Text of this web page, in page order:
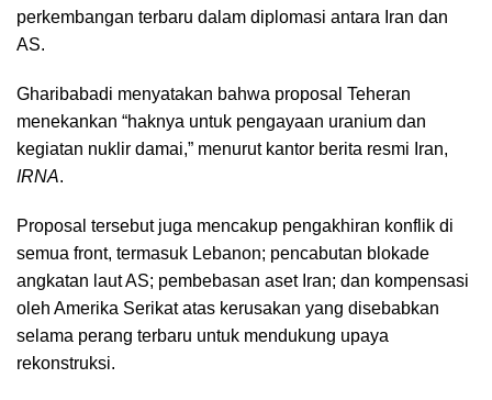
perkembangan terbaru dalam diplomasi antara Iran dan
AS.
Gharibabadi menyatakan bahwa proposal Teheran
menekankan “haknya untuk pengayaan uranium dan
kegiatan nuklir damai,” menurut kantor berita resmi Iran,
IRNA.
Proposal tersebut juga mencakup pengakhiran konflik di
semua front, termasuk Lebanon; pencabutan blokade
angkatan laut AS; pembebasan aset Iran; dan kompensasi
oleh Amerika Serikat atas kerusakan yang disebabkan
selama perang terbaru untuk mendukung upaya
rekonstruksi.